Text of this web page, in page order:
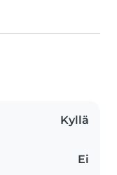
Kyllä
Ei